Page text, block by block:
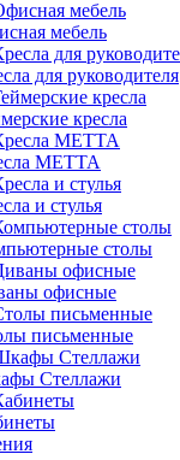
мебель
для руководителя
кресла
МЕТТА
и стулья
столы
офисные
письменные
Стеллажи